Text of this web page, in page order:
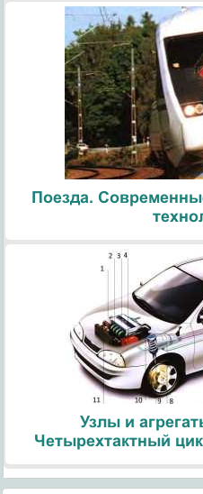
Поезда.
Узлы и
Четырехтактный